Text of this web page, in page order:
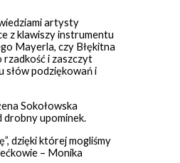
artysty
z klawiszy instrumentu
Mayerla, czy Błękitna
i zaszczyt
słów podziękowań i
Sokołowska
drobny upominek.
dzięki której mogliśmy
– Monika